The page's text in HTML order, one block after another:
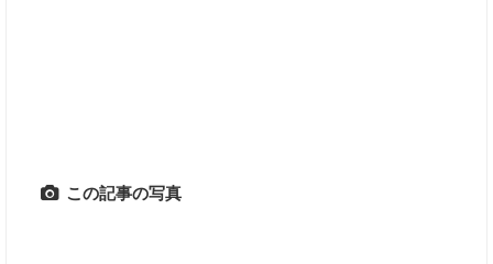
この記事の写真